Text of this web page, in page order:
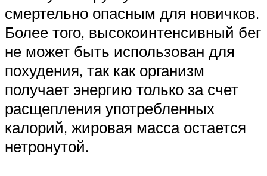
смертельно опасным для новичков.
Более того, высокоинтенсивный бег
не может быть использован для
похудения, так как организм
получает энергию только за счет
расщепления употребленных
калорий, жировая масса остается
нетронутой.